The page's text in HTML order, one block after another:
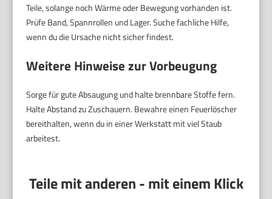
Teile, solange noch Wärme oder Bewegung vorhanden ist.
Prüfe Band, Spannrollen und Lager. Suche fachliche Hilfe,
wenn du die Ursache nicht sicher findest.
Weitere Hinweise zur Vorbeugung
Sorge für gute Absaugung und halte brennbare Stoffe fern.
Halte Abstand zu Zuschauern. Bewahre einen Feuerlöscher
bereithalten, wenn du in einer Werkstatt mit viel Staub
arbeitest.